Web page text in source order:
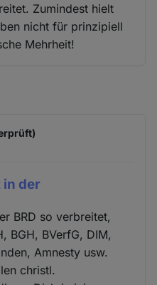
Zumindest hielt
nicht für prinzipiell
Mehrheit!
der
BRD so verbreitet,
BGH, BVerfG, DIM,
Amnesty usw.
christl.